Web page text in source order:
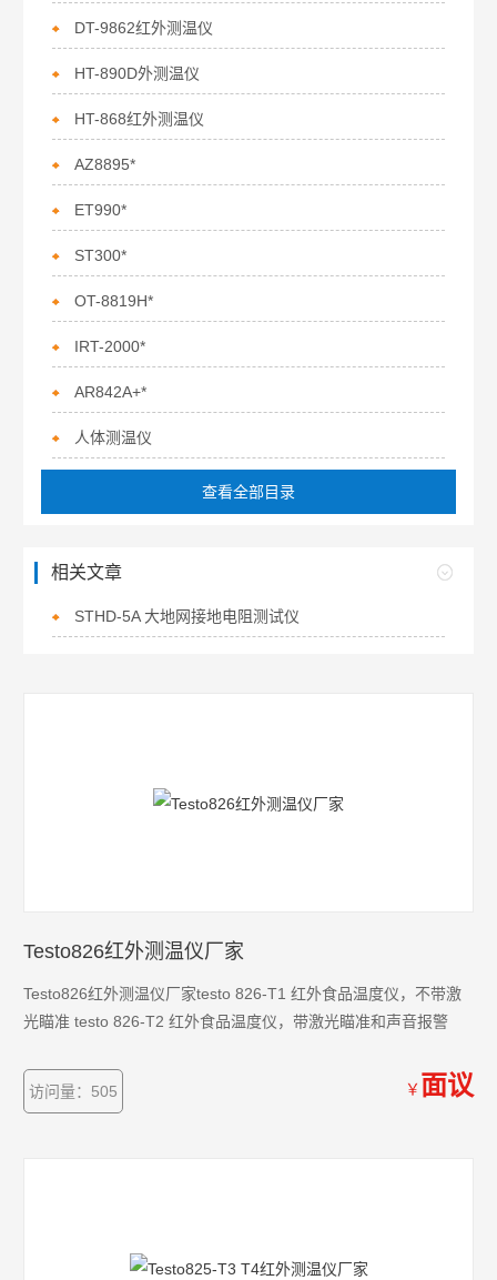
DT-9862红外测温仪
HT-890D外测温仪
HT-868红外测温仪
AZ8895*
ET990*
ST300*
OT-8819H*
IRT-2000*
AR842A+*
人体测温仪
查看全部目录
相关文章
STHD-5A 大地网接地电阻测试仪
Testo826红外测温仪厂家
Testo826红外测温仪厂家testo 826-T1 红外食品温度仪，不带激
光瞄准 testo 826-T2 红外食品温度仪，带激光瞄准和声音报警
访问量：505 ￥ 面议